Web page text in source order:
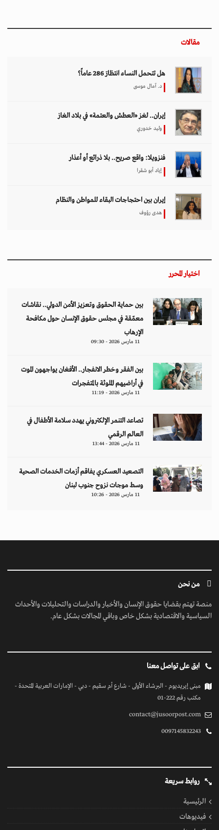
مقالات
هل تتحمل النساء انتظارَ 286 عاماً؟
د. آمال موسى
إيران.. لغز «العطش والعتمة» في بلاد الغاز
وليد خدوري
فنزويلا: واقع صريح.. بلا ذرائع أو أعذار
إياد أبو شقرا
إيران بين احتجاجات البقاء للمواطن والنظام
هدى رؤوف
اختيار المحرر
بين حماية الحقوق وتعزيز الأمن الدولي.. نقاشات
معمّقة في مجلس حقوق الإنسان حول مكافحة
الإرهاب
11 مارس 2026 - 09:30
بين الفقر وخطر الانفجار.. الأفغان يواجهون الموت
في أراضيهم الملوثة بالمتفجرات
11 مارس 2026 - 11:19
تصاعد التنمر الإلكتروني يهدد سلامة الأطفال في
العالم الرقمي
11 مارس 2026 - 13:44
التصعيد العسكري يفاقم أزمات الخدمات الصحية
وسط موجات نزوح جنوب لبنان
11 مارس 2026 - 10:26
من نحن
منصة تهتم بقضايا حقوق الإنسان والأخبار والدراسات والتحليلات والأحداث
السياسية والاقتصادية بشكل خاص وباقي المجالات بشكل عام.
ابق على تواصل معنا
مبنى إيريديوم - البرشاء الأولى - شارع أم سقيم - دبي - الإمارات العربية المتحدة -
مكتب رقم 222-01
contact@jusoorpost.com
0097145832243
روابط سريعة
الرئيسية
فيديوهات